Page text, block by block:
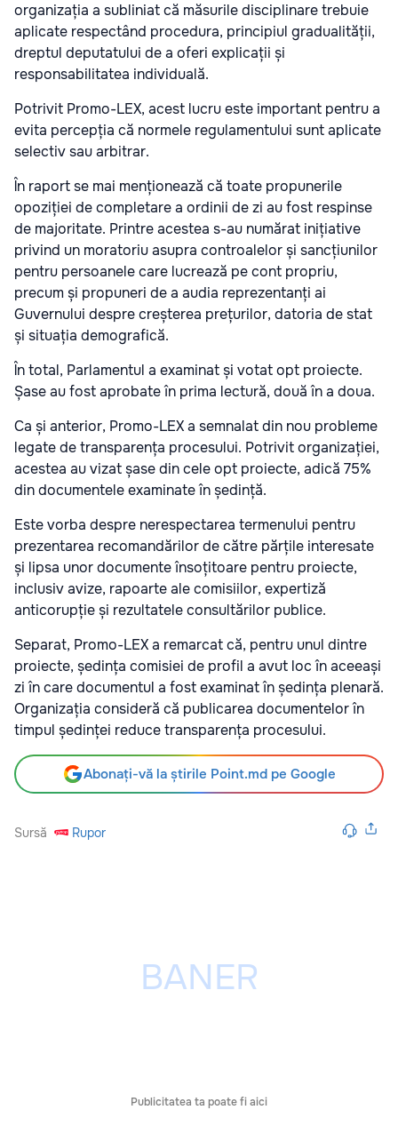
organizația a subliniat că măsurile disciplinare trebuie
aplicate respectând procedura, principiul gradualității,
dreptul deputatului de a oferi explicații și
responsabilitatea individuală.
Potrivit Promo-LEX, acest lucru este important pentru a
evita percepția că normele regulamentului sunt aplicate
selectiv sau arbitrar.
În raport se mai menționează că toate propunerile
opoziției de completare a ordinii de zi au fost respinse
de majoritate. Printre acestea s-au numărat inițiative
privind un moratoriu asupra controalelor și sancțiunilor
pentru persoanele care lucrează pe cont propriu,
precum și propuneri de a audia reprezentanți ai
Guvernului despre creșterea prețurilor, datoria de stat
și situația demografică.
În total, Parlamentul a examinat și votat opt proiecte.
Șase au fost aprobate în prima lectură, două în a doua.
Ca și anterior, Promo-LEX a semnalat din nou probleme
legate de transparența procesului. Potrivit organizației,
acestea au vizat șase din cele opt proiecte, adică 75%
din documentele examinate în ședință.
Este vorba despre nerespectarea termenului pentru
prezentarea recomandărilor de către părțile interesate
și lipsa unor documente însoțitoare pentru proiecte,
inclusiv avize, rapoarte ale comisiilor, expertiză
anticorupție și rezultatele consultărilor publice.
Separat, Promo-LEX a remarcat că, pentru unul dintre
proiecte, ședința comisiei de profil a avut loc în aceeași
zi în care documentul a fost examinat în ședința plenară.
Organizația consideră că publicarea documentelor în
timpul ședinței reduce transparența procesului.
Abonați-vă la știrile Point.md pe Google
Sursă Rupor
Publicitatea ta poate fi aici